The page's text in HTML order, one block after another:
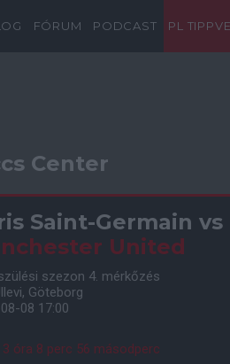
FÓRUM PODCAST PL
Center
Saint-Germain vs
United
szezon 4. mérkőzés
Göteborg
08 17:00
3 óra 8 perc 55 másodperc